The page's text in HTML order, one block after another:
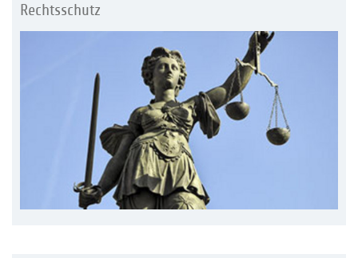
Rechtsschutz